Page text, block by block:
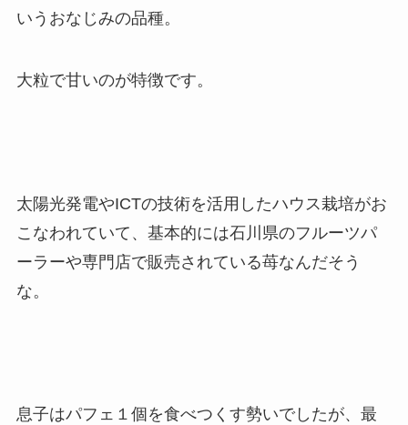
いうおなじみの品種。
大粒で甘いのが特徴です。
太陽光発電やICTの技術を活用したハウス栽培がお
こなわれていて、基本的には石川県のフルーツパ
ーラーや専門店で販売されている苺なんだそう
な。
息子はパフェ１個を食べつくす勢いでしたが、最